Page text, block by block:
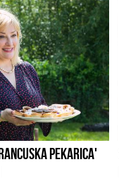
PEKARICA'